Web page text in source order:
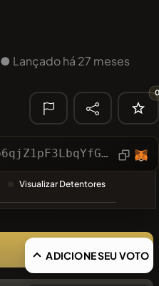
Heap of hay HAY
#556
🔎
PESQUISA
RECENTE
❌Sem
recentes
● Lançado há 27 meses
Afo4NumBNHDXc7m7p6qjZ1pF3LbqYfG5k1CNrGve8rVu
Visualizar Detentores
ADICIONE SEU VOTO